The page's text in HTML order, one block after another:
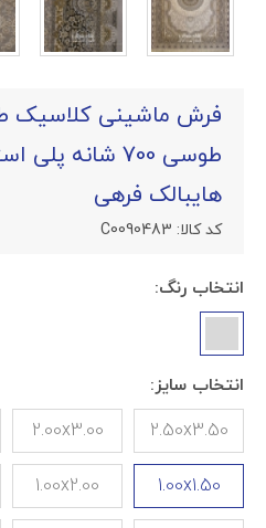
طوسی 700 شانه
هایبالک فرهی
کد کالا: C0090483
انتخاب رنگ:
انتخاب سایز:
2.50x3.50
2.00x3.00
1.00x1.50
1.00x2.00